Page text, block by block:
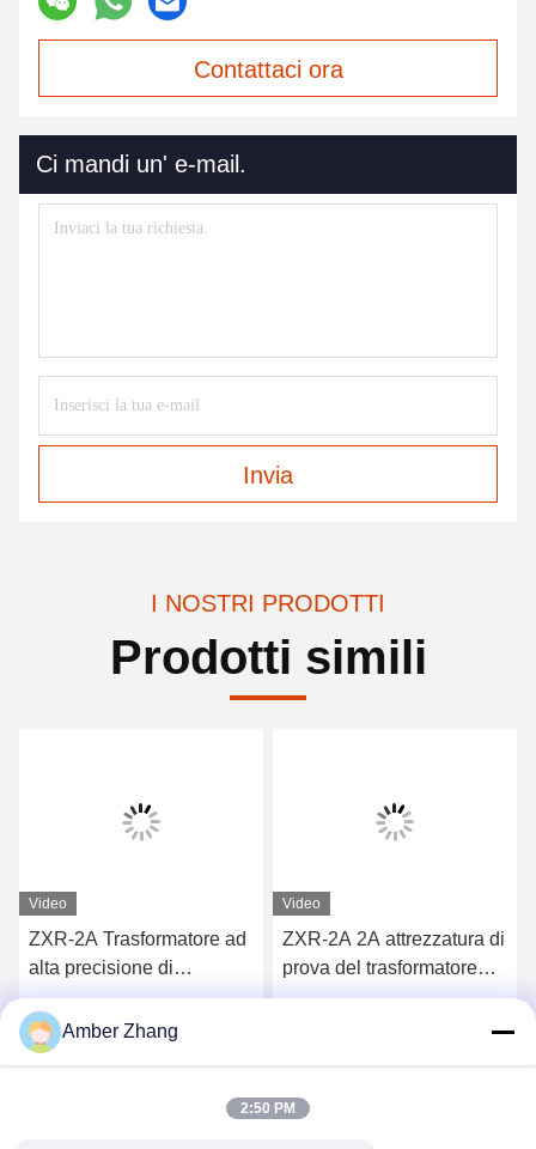
Contattaci ora
Ci mandi un' e-mail.
Invia
I NOSTRI PRODOTTI
Prodotti simili
Video
ZXR-2A Trasformatore ad
alta precisione di
resistenza a corrente
continua Set di prova 1mΩ
- 2kΩ Intervallo di misura
Ottieni il miglior prezzo
Video
ZXR-2A 2A attrezzatura di
prova del trasformatore
CA/CC Tester di
resistenza alla bobinatura
Amber Zhang
2:50 PM